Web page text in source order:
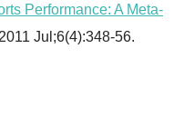
Performance: A Meta-
Jul;6(4):348-56.